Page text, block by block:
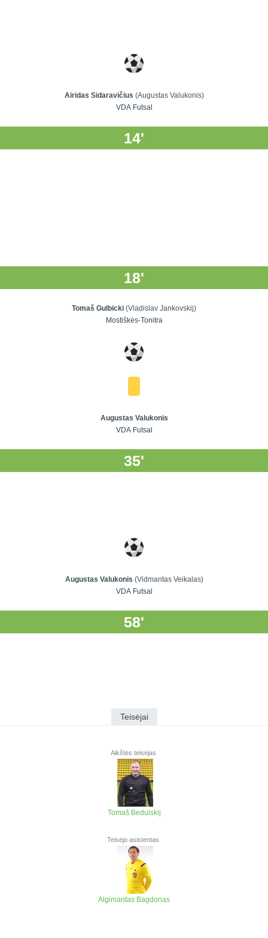
Airidas Sidaravičius (Augustas Valukonis)
VDA Futsal
14'
18'
Tomaš Gulbicki (Vladislav Jankovskij)
Mostiškės-Tonitra
Augustas Valukonis
VDA Futsal
35'
Augustas Valukonis (Vidmantas Veikalas)
VDA Futsal
58'
Teisėjai
Aikštės teisėjas
Tomaš Bedulskij
Teisėjo asistentas
Algimantas Bagdonas